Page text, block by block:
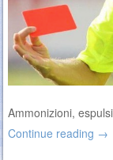
Ammonizioni,
Continue reading →